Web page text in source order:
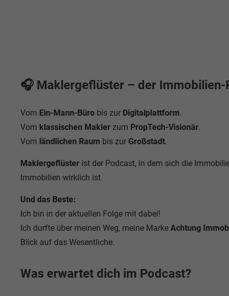
🎧 Maklergeflüster – der
Vom Ein-Mann-Büro bis zur Digitalplattform.
Vom klassischen Makler zum PropTech-Visionär.
Vom ländlichen Raum bis zur Großstadt.
Maklergeflüster ist der Podcast, in dem sich die
Immobilien wirklich ist.
Und das Beste:
Ich bin in der aktuellen Folge mit dabei!
Ich durfte über meinen Weg, meine Marke Achtung
Blick auf das Wesentliche.
Was erwartet dich im Podcast?